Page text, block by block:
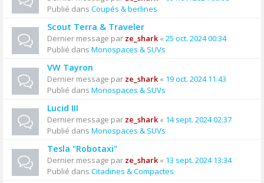
Publié dans Coupés & berlines
Scout Terra & Traveler
Dernier message par ze_shark« 25 oct. 2024 00:34
Publié dans Monospaces & SUVs
VW Tayron
Dernier message par ze_shark« 19 oct. 2024 11:43
Publié dans Monospaces & SUVs
Lucid III
Dernier message par ze_shark« 14 sept. 2024 02:37
Publié dans Monospaces & SUVs
Tesla "Robotaxi"
Dernier message par ze_shark« 13 sept. 2024 13:34
Publié dans Citadines & Compactes